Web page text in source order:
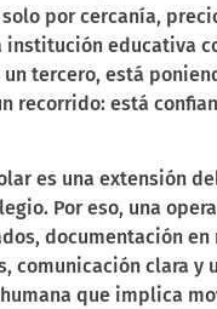
por cercanía,
institución educativa
tercero, está
recorrido: está
es una extensión
Por eso, una
documentación
comunicación clara y
que implica